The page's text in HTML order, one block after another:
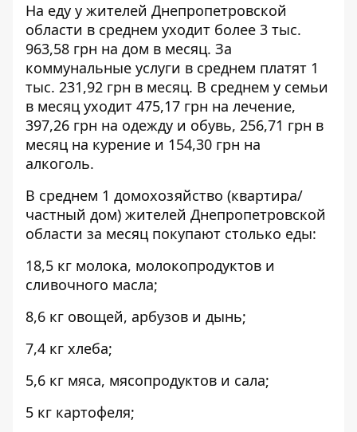
На еду у жителей Днепропетровской
области в среднем уходит более 3 тыс.
963,58 грн на дом в месяц. За
коммунальные услуги в среднем платят 1
тыс. 231,92 грн в месяц. В среднем у семьи
в месяц уходит 475,17 грн на лечение,
397,26 грн на одежду и обувь, 256,71 грн в
месяц на курение и 154,30 грн на
алкоголь.
В среднем 1 домохозяйство (квартира/
частный дом) жителей Днепропетровской
области за месяц покупают столько еды:
18,5 кг молока, молокопродуктов и
сливочного масла;
8,6 кг овощей, арбузов и дынь;
7,4 кг хлеба;
5,6 кг мяса, мясопродуктов и сала;
5 кг картофеля;